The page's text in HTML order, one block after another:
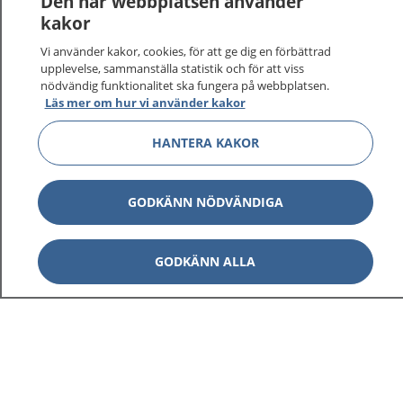
På 1177.se får du råd om hälsa och information om
sjukdomar och vilka mottagningar du kan kontakta.
Logga in för att läsa din journal och göra dina
vårdärenden. Ring telefonnummer 1177 för
sjukvårdsrådgivning dygnet runt.
1177 ger dig råd när du vill må bättre.
1177 på flera språk Visa
kakor
Vi använder kakor, cookies, för att ge dig en förbättrad
upplevelse, sammanställa statistik och för att viss
nödvändig funktionalitet ska fungera på webbplatsen.
Läs mer om hur vi använder kakor
HANTERA KAKOR
GODKÄNN NÖDVÄNDIGA
GODKÄNN ALLA